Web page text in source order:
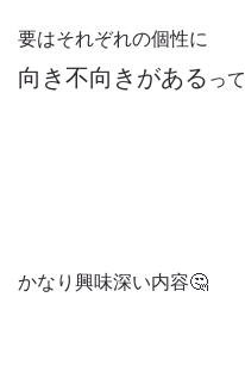
要はそれぞれの個性に
向き不向きがある っ
かなり興味深い内容🤔